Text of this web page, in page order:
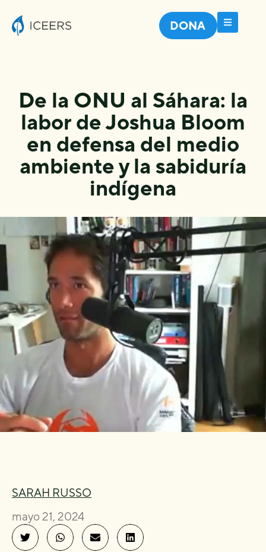
DONA
De la ONU al Sáhara: la
labor de Joshua Bloom
en defensa del medio
ambiente y la sabiduría
indígena
SARAH RUSSO
mayo 21, 2024